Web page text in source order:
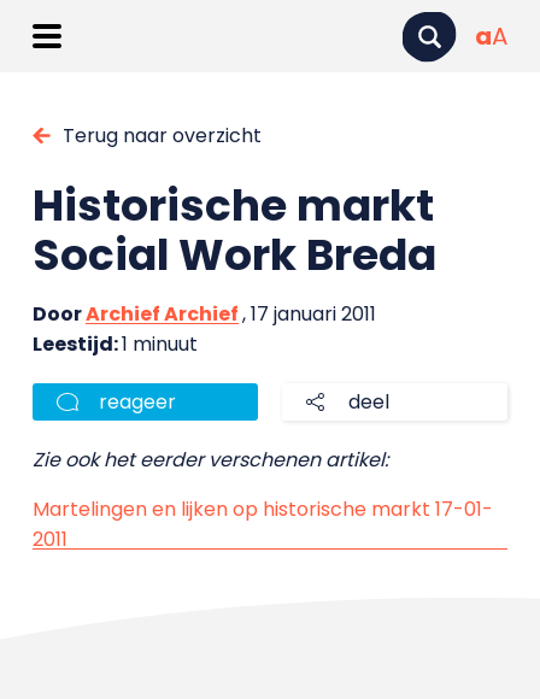
aA
Terug naar overzicht
Historische markt
Social Work Breda
DoorArchief Archief, 17 januari 2011
Leestijd:1 minuut
reageer deel
Zie ook het eerder verschenen artikel:
Martelingen en lijken op historische markt 17-01-
2011